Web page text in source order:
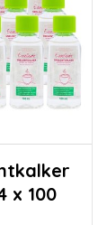
x 100